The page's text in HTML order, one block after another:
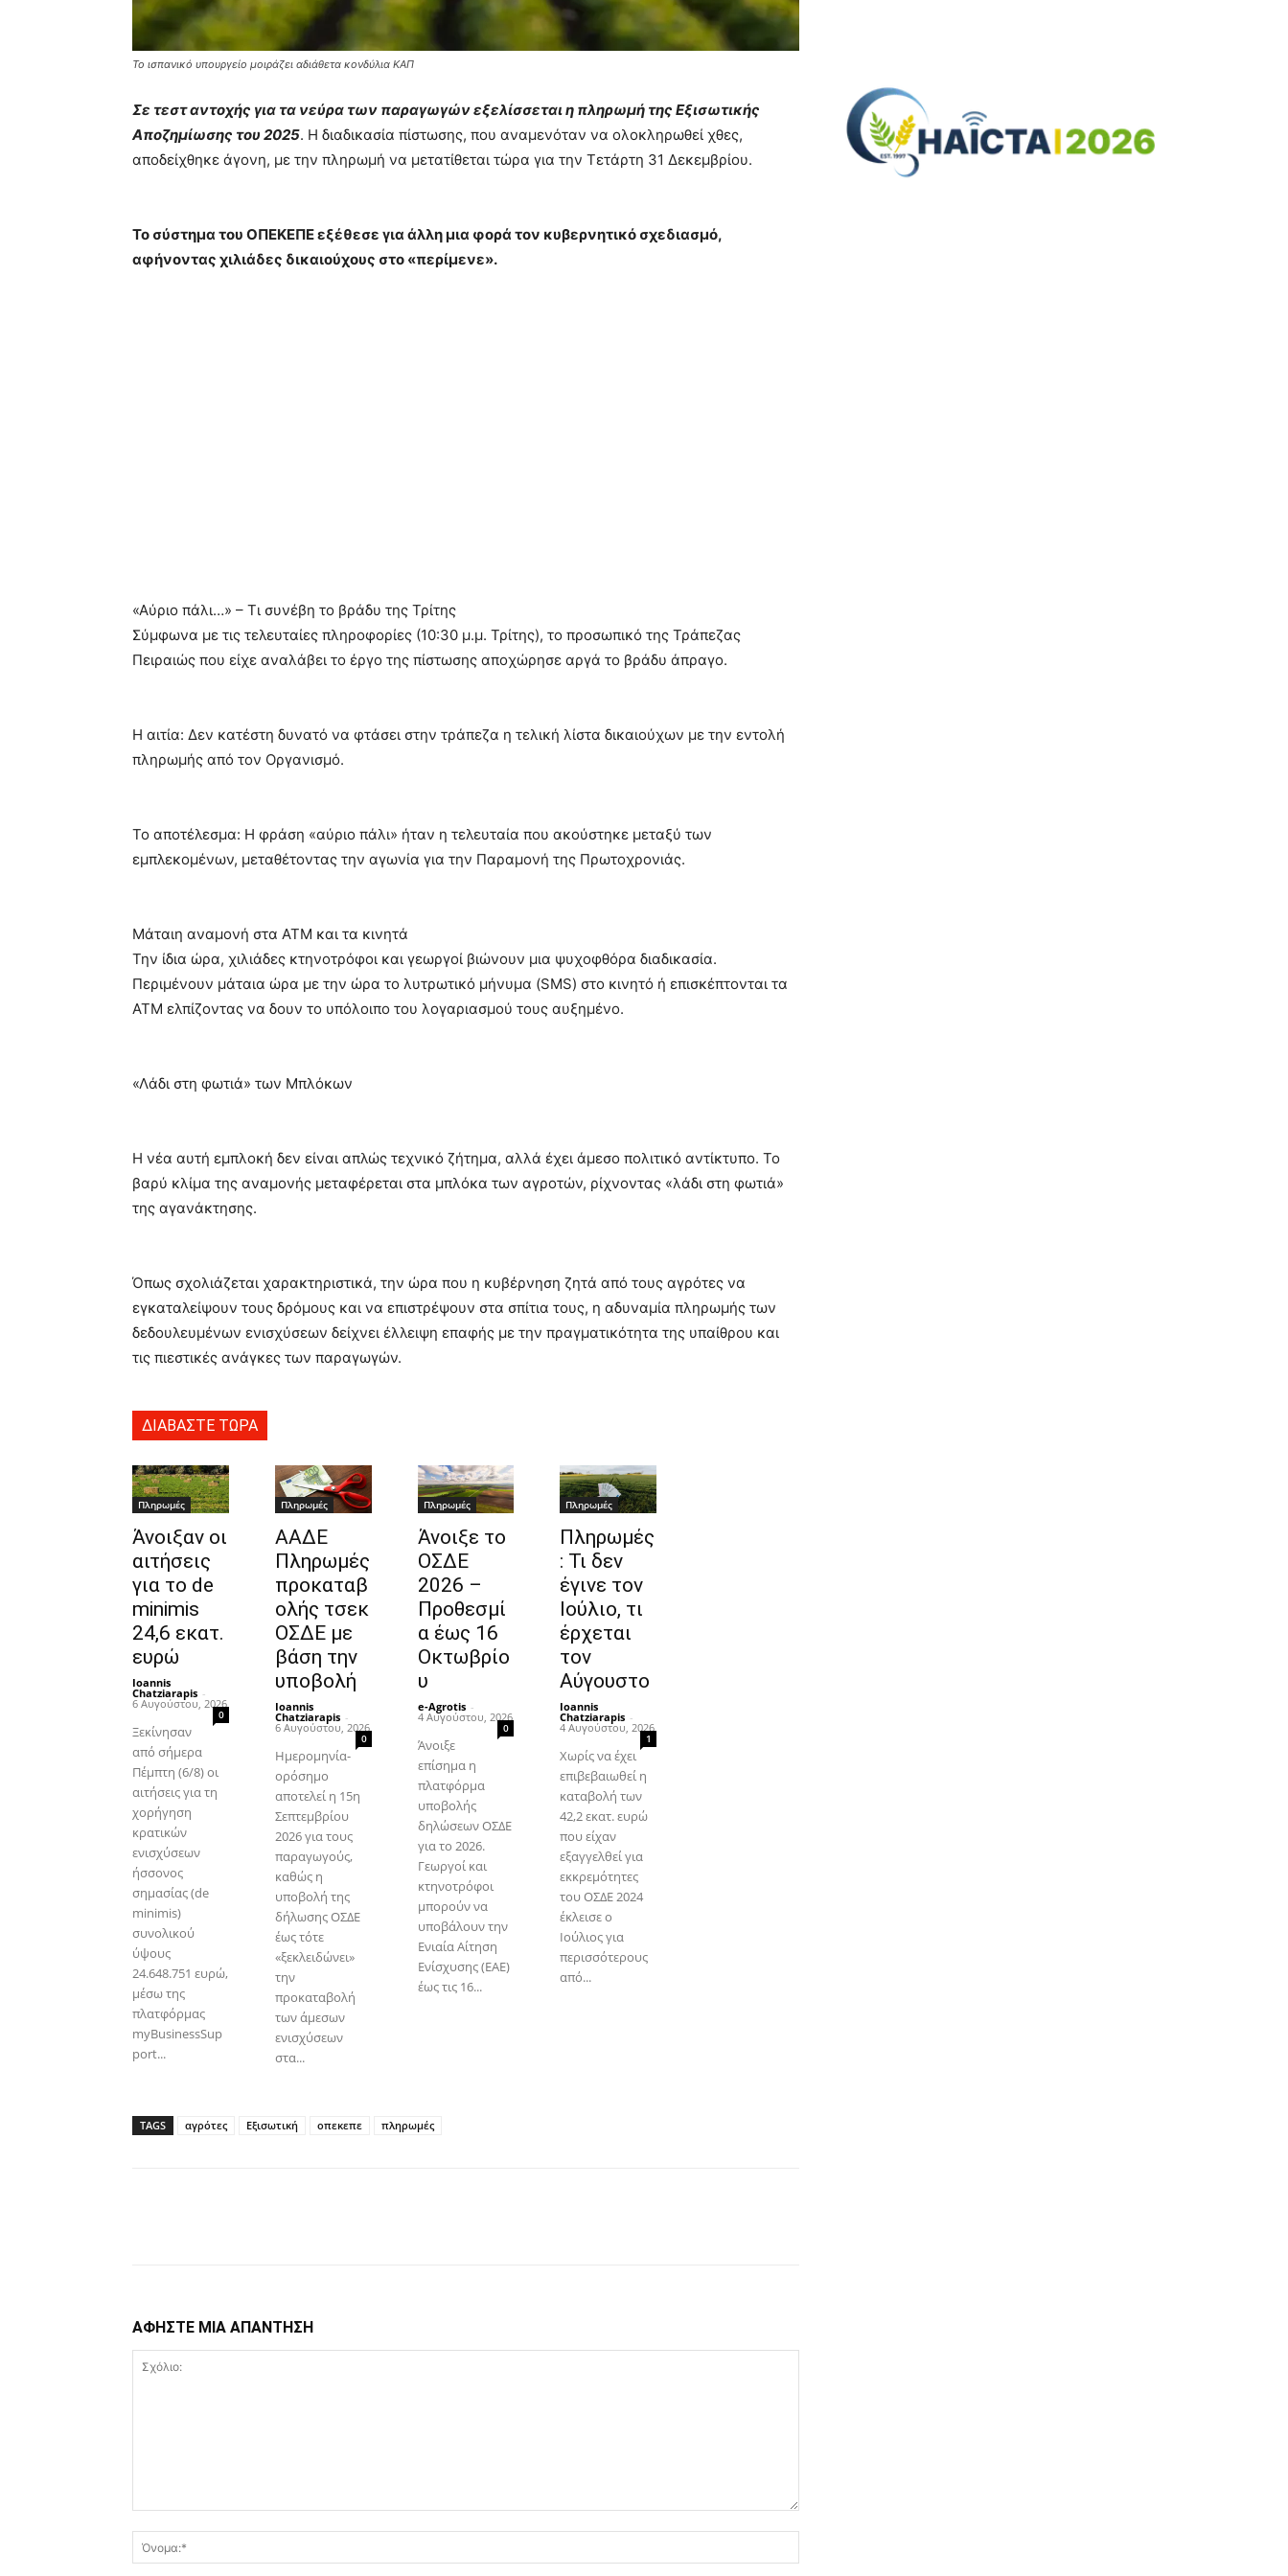
Το ισπανικό υπουργείο μοιράζει αδιάθετα κονδύλια ΚΑΠ
Σε τεστ αντοχής για τα νεύρα των παραγωγών εξελίσσεται η πληρωμή της Εξισωτικής
Αποζημίωσης του 2025. Η διαδικασία πίστωσης, που αναμενόταν να ολοκληρωθεί χθες,
αποδείχθηκε άγονη, με την πληρωμή να μετατίθεται τώρα για την Τετάρτη 31 Δεκεμβρίου.
Το σύστημα του ΟΠΕΚΕΠΕ εξέθεσε για άλλη μια φορά τον κυβερνητικό σχεδιασμό,
αφήνοντας χιλιάδες δικαιούχους στο «περίμενε».
«Αύριο πάλι…» – Τι συνέβη το βράδυ της Τρίτης
Σύμφωνα με τις τελευταίες πληροφορίες (10:30 μ.μ. Τρίτης), το προσωπικό της Τράπεζας
Πειραιώς που είχε αναλάβει το έργο της πίστωσης αποχώρησε αργά το βράδυ άπραγο.
Η αιτία: Δεν κατέστη δυνατό να φτάσει στην τράπεζα η τελική λίστα δικαιούχων με την εντολή
πληρωμής από τον Οργανισμό.
Το αποτέλεσμα: Η φράση «αύριο πάλι» ήταν η τελευταία που ακούστηκε μεταξύ των
εμπλεκομένων, μεταθέτοντας την αγωνία για την Παραμονή της Πρωτοχρονιάς.
Μάταιη αναμονή στα ATM και τα κινητά
Την ίδια ώρα, χιλιάδες κτηνοτρόφοι και γεωργοί βιώνουν μια ψυχοφθόρα διαδικασία.
Περιμένουν μάταια ώρα με την ώρα το λυτρωτικό μήνυμα (SMS) στο κινητό ή επισκέπτονται τα
ATM ελπίζοντας να δουν το υπόλοιπο του λογαριασμού τους αυξημένο.
«Λάδι στη φωτιά» των Μπλόκων
Η νέα αυτή εμπλοκή δεν είναι απλώς τεχνικό ζήτημα, αλλά έχει άμεσο πολιτικό αντίκτυπο. Το
βαρύ κλίμα της αναμονής μεταφέρεται στα μπλόκα των αγροτών, ρίχνοντας «λάδι στη φωτιά»
της αγανάκτησης.
Όπως σχολιάζεται χαρακτηριστικά, την ώρα που η κυβέρνηση ζητά από τους αγρότες να
εγκαταλείψουν τους δρόμους και να επιστρέψουν στα σπίτια τους, η αδυναμία πληρωμής των
δεδουλευμένων ενισχύσεων δείχνει έλλειψη επαφής με την πραγματικότητα της υπαίθρου και
τις πιεστικές ανάγκες των παραγωγών.
ΔΙΑΒΑΣΤΕ ΤΩΡΑ
Πληρωμές
Άνοιξαν οι
αιτήσεις
για το de
minimis
24,6 εκατ.
ευρώ
Ioannis
Chatziarapis -
6 Αυγούστου, 2026
0
Ξεκίνησαν
από σήμερα
Πέμπτη (6/8) οι
αιτήσεις για τη
χορήγηση
κρατικών
ενισχύσεων
ήσσονος
σημασίας (de
minimis)
συνολικού
ύψους
24.648.751 ευρώ,
μέσω της
πλατφόρμας
myBusinessSup
port...
Πληρωμές
ΑΑΔΕ
Πληρωμές
προκαταβ
ολής τσεκ
ΟΣΔΕ με
βάση την
υποβολή
Ioannis
Chatziarapis -
6 Αυγούστου, 2026
0
Ημερομηνία-
ορόσημο
αποτελεί η 15η
Σεπτεμβρίου
2026 για τους
παραγωγούς,
καθώς η
υποβολή της
δήλωσης ΟΣΔΕ
έως τότε
«ξεκλειδώνει»
την
προκαταβολή
των άμεσων
ενισχύσεων
στα...
Πληρωμές
Άνοιξε το
ΟΣΔΕ
2026 –
Προθεσμί
α έως 16
Οκτωβρίο
υ
e-Agrotis -
4 Αυγούστου, 2026
0
Άνοιξε
επίσημα η
πλατφόρμα
υποβολής
δηλώσεων ΟΣΔΕ
για το 2026.
Γεωργοί και
κτηνοτρόφοι
μπορούν να
υποβάλουν την
Ενιαία Αίτηση
Ενίσχυσης (ΕΑΕ)
έως τις 16...
Πληρωμές
Πληρωμές
: Τι δεν
έγινε τον
Ιούλιο, τι
έρχεται
τον
Αύγουστο
Ioannis
Chatziarapis -
4 Αυγούστου, 2026
1
Χωρίς να έχει
επιβεβαιωθεί η
καταβολή των
42,2 εκατ. ευρώ
που είχαν
εξαγγελθεί για
εκκρεμότητες
του ΟΣΔΕ 2024
έκλεισε ο
Ιούλιος για
περισσότερους
από...
TAGS αγρότες Εξισωτική οπεκεπε πληρωμές
ΑΦΗΣΤΕ ΜΙΑ ΑΠΑΝΤΗΣΗ